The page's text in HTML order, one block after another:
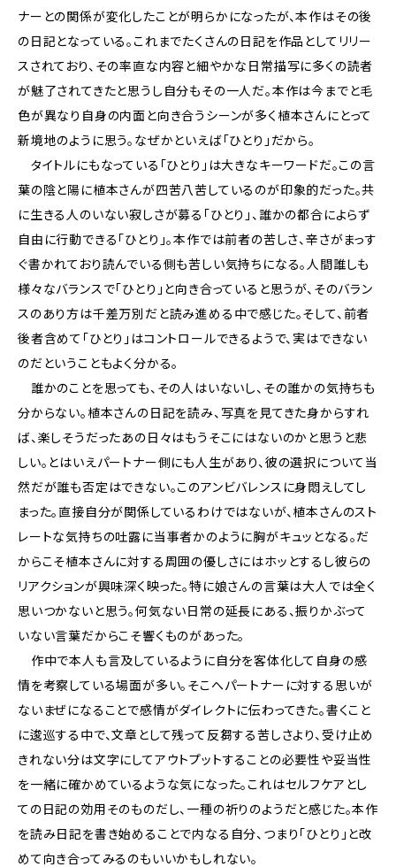
ナーとの関係が変化したことが明らかになったが、本作はその後
の日記となっている。これまでたくさんの日記を作品としてリリー
スされており、その率直な内容と細やかな日常描写に多くの読者
が魅了されてきたと思うし自分もその一人だ。本作は今までと毛
色が異なり自身の内面と向き合うシーンが多く植本さんにとって
新境地のように思う。なぜかといえば「ひとり」だから。
タイトルにもなっている「ひとり」は大きなキーワードだ。この言
葉の陰と陽に植本さんが四苦八苦しているのが印象的だった。共
に生きる人のいない寂しさが募る「ひとり」、誰かの都合によらず
自由に行動できる「ひとり」。本作では前者の苦しさ、辛さがまっす
ぐ書かれており読んでいる側も苦しい気持ちになる。人間誰しも
様々なバランスで「ひとり」と向き合っていると思うが、そのバラン
スのあり方は千差万別だと読み進める中で感じた。そして、前者
後者含めて「ひとり」はコントロールできるようで、実はできない
のだということもよく分かる。
誰かのことを思っても、その人はいないし、その誰かの気持ちも
分からない。植本さんの日記を読み、写真を見てきた身からすれ
ば、楽しそうだったあの日々はもうそこにはないのかと思うと悲
しい。とはいえパートナー側にも人生があり、彼の選択について当
然だが誰も否定はできない。このアンビバレンスに身悶えしてし
まった。直接自分が関係しているわけではないが、植本さんのスト
レートな気持ちの吐露に当事者かのように胸がキュッとなる。だ
からこそ植本さんに対する周囲の優しさにはホッとするし彼らの
リアクションが興味深く映った。特に娘さんの言葉は大人では全く
思いつかないと思う。何気ない日常の延長にある、振りかぶって
いない言葉だからこそ響くものがあった。
作中で本人も言及しているように自分を客体化して自身の感
情を考察している場面が多い。そこへパートナーに対する思いが
ないまぜになることで感情がダイレクトに伝わってきた。書くこと
に逡巡する中で、文章として残って反芻する苦しさより、受け止め
きれない分は文字にしてアウトプットすることの必要性や妥当性
を一緒に確かめているような気になった。これはセルフケアとし
ての日記の効用そのものだし、一種の祈りのようだと感じた。本作
を読み日記を書き始めることで内なる自分、つまり「ひとり」と改
めて向き合ってみるのもいいかもしれない。